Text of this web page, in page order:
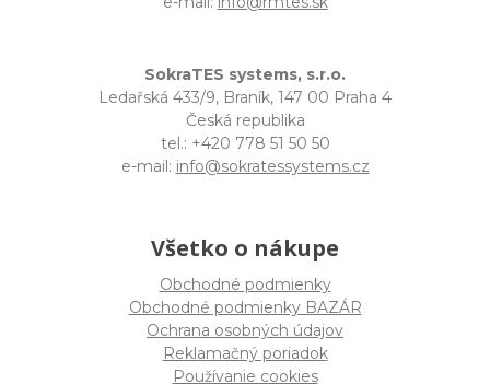
SokraTES systems, s.r.o.
Ledařská 433/9, Braník, 147 00 Praha 4
Česká republika
tel.: +420 778 51 50 50
e-mail: info@sokratessystems.cz
Všetko o nákupe
Obchodné podmienky
Obchodné podmienky BAZÁR
Ochrana osobných údajov
Reklamačný poriadok
Používanie cookies